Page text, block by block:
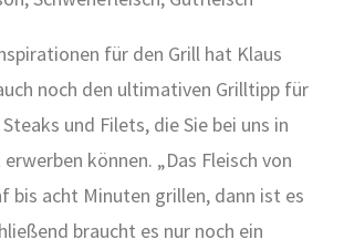
für den Grill hat Klaus
noch den ulti­ma­ti­ven Grill­tipp für
und Filets, die Sie bei uns in
kön­nen. „Das Fleisch von
bis acht Minu­ten gril­len, dann ist es
braucht es nur noch ein